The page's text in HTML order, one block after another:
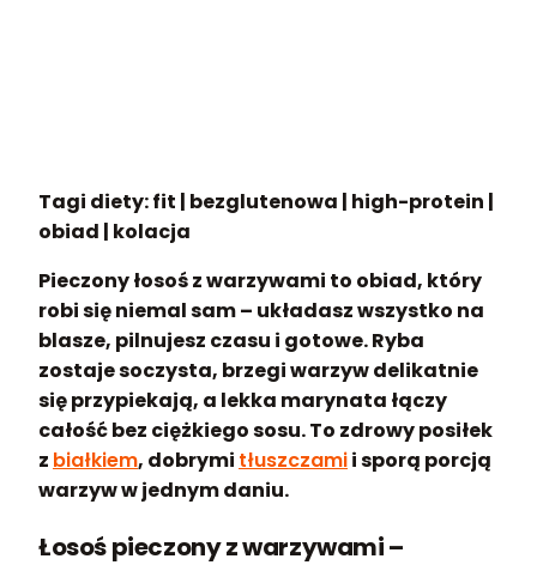
Tagi diety: fit | bezglutenowa | high-protein |
obiad | kolacja
Pieczony łosoś z warzywami to obiad, który
robi się niemal sam – układasz wszystko na
blasze, pilnujesz czasu i gotowe. Ryba
zostaje soczysta, brzegi warzyw delikatnie
się przypiekają, a lekka marynata łączy
całość bez ciężkiego sosu. To zdrowy posiłek
z białkiem, dobrymi tłuszczamii sporą porcją
warzyw w jednym daniu.
Łosoś pieczony z warzywami –